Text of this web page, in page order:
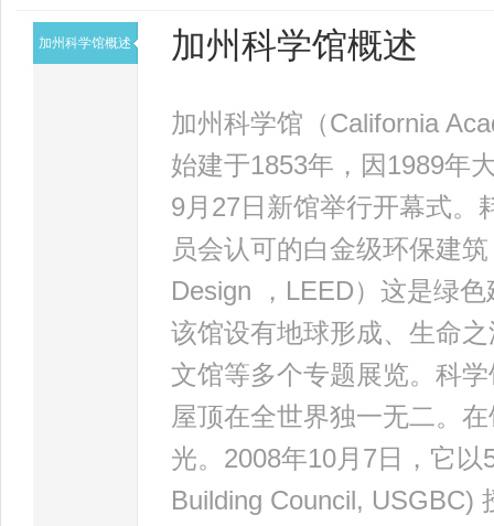
加州科学馆概述 加州科学馆概述
加州科学馆（California
始建于1853年，因1989年
9月27日新馆举行开幕式。
员会认可的白金级环保建
Design ，LEED）这是绿
该馆设有地球形成、生命
文馆等多个专题展览。科
屋顶在全世界独一无二。
光。2008年10月7日，它
Building Council, USGBC)